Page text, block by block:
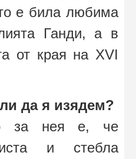
е била любима
Ганди, а в
от края на ХVI
да я изядем?
за нея е, че
и стебла